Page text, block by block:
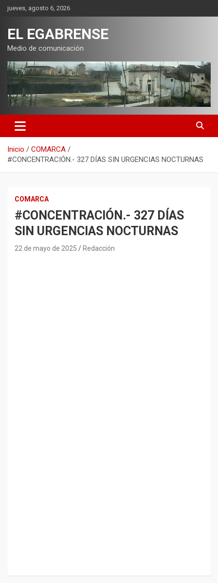
Saltarjueves, agosto 6, 2026
EL EGABRENSE
Medio de comunicación
Inicio
COMARCA
#CONCENTRACIÓN.- 327 DÍAS SIN URGENCIAS NOCTURNAS
COMARCA
#CONCENTRACIÓN.- 327 DÍAS
SIN URGENCIAS NOCTURNAS
22 de mayo de 2025 Redacción